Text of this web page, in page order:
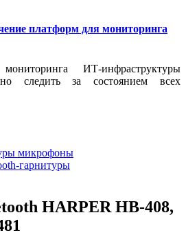
платформ для мониторинга
ИТ-инфраструктуры
следить за состоянием всех
микрофоны
гарнитуры
HARPER HB-408,